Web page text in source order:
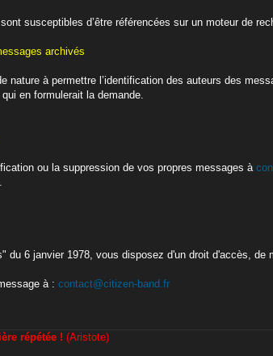
susceptibles d’être référencées sur un moteur de
archivés
nature à permettre l’identification des auteurs des
en formulerait la demande.
ou la suppression de vos propres messages à
du 6 janvier 1978, vous disposez d'un droit d'accès,
à : contact@citizen-band.fr
répétée ! (Aristote)